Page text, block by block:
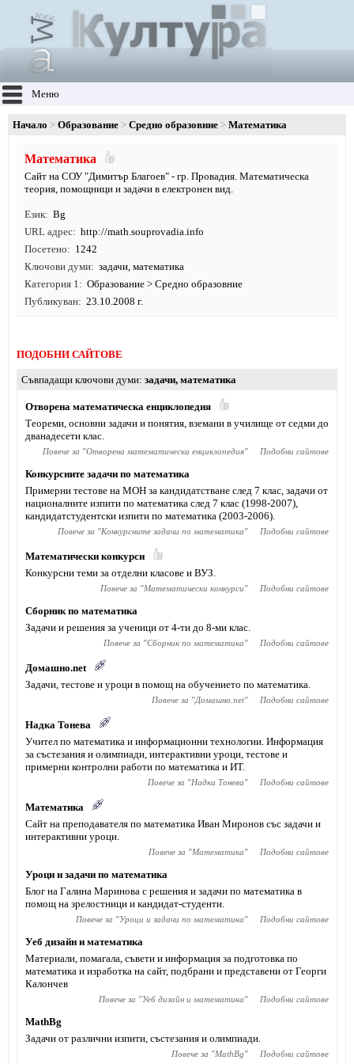
Меню
Начало Образование Средно образовние Математика
Математика
Сайт на СОУ "Димитър Благоев" - гр. Провадия. Математическа
теория, помощници и задачи в електронен вид.
Език
Bg
URL адрес
http://math.souprovadia.info
Посетено
1242
Ключови думи
задачи, математика
Категория 1
Образование > Средно образовние
Публикуван
23.10.2008 г.
ПОДОБНИ САЙТОВЕ
Съвпадащи ключови думи задачи, математика
Отворена математическа енциклопедия
Теореми, основни задачи и понятия, вземани в училище от седми до
дванадесети клас.
Повече за "Отворена математическа енциклопедия" Подобни сайтове
Конкурсните задачи по математика
Примерни тестове на МОН за кандидатстване след 7 клас, задачи от
националните изпити по математика след 7 клас (1998-2007),
кандидатстудентски изпити по математика (2003-2006).
Повече за "Конкурсните задачи по математика" Подобни сайтове
Математически конкурси
Конкурсни теми за отделни класове и ВУЗ.
Повече за "Математически конкурси" Подобни сайтове
Сборник по математика
Задачи и решения за ученици от 4-ти до 8-ми клас.
Повече за "Сборник по математика" Подобни сайтове
Домашно.net
Задачи, тестове и уроци в помощ на обучението по математика.
Повече за "Домашно.net" Подобни сайтове
Надка Тонева
Учител по математика и информационни технологии. Информация
за състезания и олимпиади, интерактивни уроци, тестове и
примерни контролни работи по математика и ИТ.
Повече за "Надка Тонева" Подобни сайтове
Математика
Сайт на преподавателя по математика Иван Миронов със задачи и
интерактивни уроци.
Повече за "Математика" Подобни сайтове
Уроци и задачи по математика
Блог на Галина Маринова с решения и задачи по математика в
помощ на зрелостници и кандидат-студенти.
Повече за "Уроци и задачи по математика" Подобни сайтове
Уеб дизайн и математика
Материали, помагала, съвети и информация за подготовка по
математика и изработка на сайт, подбрани и представени от Георги
Калончев
Повече за "Уеб дизайн и математика" Подобни сайтове
MathBg
Задачи от различни изпити, състезания и олимпиади.
Повече за "MathBg" Подобни сайтове